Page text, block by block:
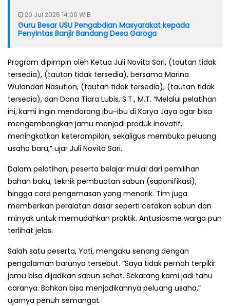
20 Jul 2026 14:09 WIB
Guru Besar USU Pengabdian Masyarakat kepada
Penyintas Banjir Bandang Desa Garoga
Program dipimpin oleh Ketua Juli Novita Sari, (tautan tidak
tersedia), (tautan tidak tersedia), bersama Marina
Wulandari Nasution, (tautan tidak tersedia), (tautan tidak
tersedia), dan Dona Tiara Lubis, S.T., M.T. “Melalui pelatihan
ini, kami ingin mendorong ibu-ibu di Karya Jaya agar bisa
mengembangkan jamu menjadi produk inovatif,
meningkatkan keterampilan, sekaligus membuka peluang
usaha baru,” ujar Juli Novita Sari.
Dalam pelatihan, peserta belajar mulai dari pemilihan
bahan baku, teknik pembuatan sabun (saponifikasi),
hingga cara pengemasan yang menarik. Tim juga
memberikan peralatan dasar seperti cetakan sabun dan
minyak untuk memudahkan praktik. Antusiasme warga pun
terlihat jelas.
Salah satu peserta, Yati, mengaku senang dengan
pengalaman barunya tersebut. “Saya tidak pernah terpikir
jamu bisa dijadikan sabun sehat. Sekarang kami jadi tahu
caranya. Bahkan bisa menjadikannya peluang usaha,”
ujarnya penuh semangat.